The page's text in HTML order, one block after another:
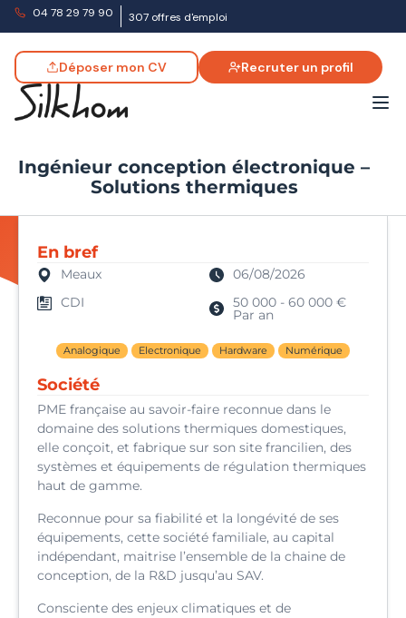
04 78 29 79 90 307 offres d'emploi
Déposer mon CV Recruter un profil
Ingénieur conception électronique –
Solutions thermiques
En bref
Meaux
CDI
06/08/2026
50 000 - 60 000 €
Par an
Analogique Electronique Hardware Numérique
Société
PME française au savoir-faire reconnue dans le
domaine des solutions thermiques domestiques,
elle conçoit, et fabrique sur son site francilien, des
systèmes et équipements de régulation thermiques
haut de gamme.
Reconnue pour sa fiabilité et la longévité de ses
équipements, cette société familiale, au capital
indépendant, maitrise l’ensemble de la chaine de
conception, de la R&D jusqu’au SAV.
Consciente des enjeux climatiques et de